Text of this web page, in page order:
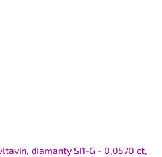
diamanty SI1-G - 0,0570 ct,